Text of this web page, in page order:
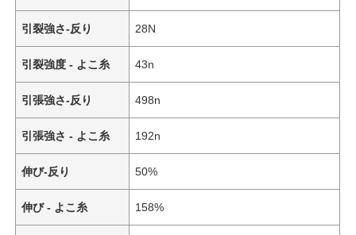
引裂強さ-反り 28N
引裂強度 - よこ糸 43n
引張強さ-反り 498n
引張強さ - よこ糸 192n
伸び-反り 50%
伸び - よこ糸 158%